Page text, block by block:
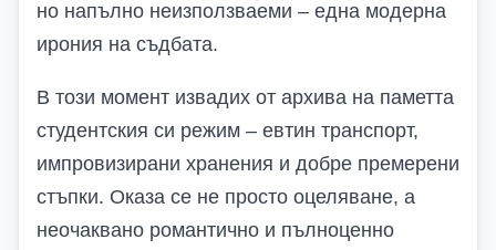
но напълно неизползваеми – една модерна
ирония на съдбата.
В този момент извадих от архива на паметта
студентския си режим – евтин транспорт,
импровизирани хранения и добре премерени
стъпки. Оказа се не просто оцеляване, а
неочаквано романтично и пълноценно